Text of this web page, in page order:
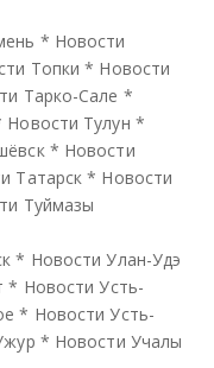
* Новости
Топки * Новости
Тарко-Сале *
Новости Тулун *
* Новости
Татарск * Новости
Туймазы
* Новости Улан-Удэ
* Новости Усть-
* Новости Усть-
* Новости Учалы